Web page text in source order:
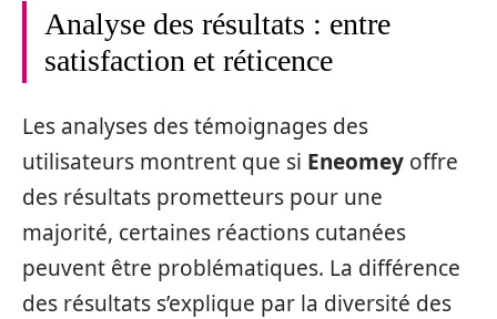
Analyse des résultats : entre
satisfaction et réticence
Les analyses des témoignages des
utilisateurs montrent que si Eneomey offre
des résultats prometteurs pour une
majorité, certaines réactions cutanées
peuvent être problématiques. La différence
des résultats s’explique par la diversité des